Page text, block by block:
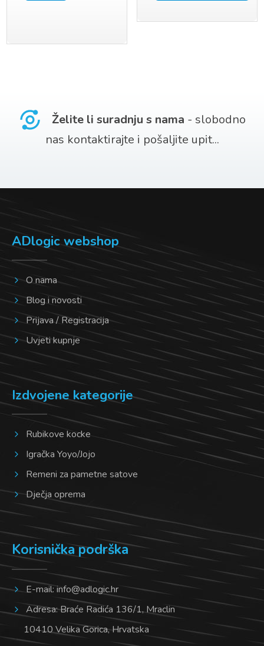
mogu
na
Želite li suradnju s nama - slobodno
nas kontaktirajte i pošaljite upit...
ADlogic webshop
O nama
Blog i novosti
Prijava / Registracija
Uvjeti kupnje
Izdvojene kategorije
Rubikove kocke
Igračka Yoyo/Jojo
Remeni za pametne satove
Dječja oprema
Korisnička podrška
E-mail:info@adlogic.hr
Adresa: Braće Radića 136/1, Mraclin
10410 Velika Gorica, Hrvatska